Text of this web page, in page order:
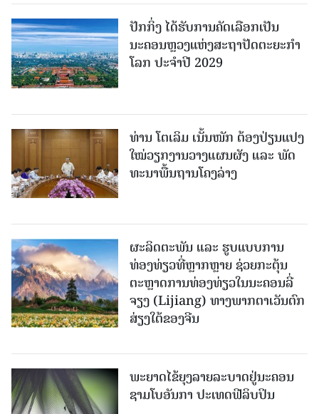
ປັກກິ່ງ ໄດ້ຮັບການຄັດເລືອກເປັນ
ນະຄອນຫຼວງແຫ່ງສະຖາປັດຕະຍະກຳ
ໂລກ ປະຈຳປີ 2029
ທ່ານ ໂຕ​ເລິມ ເນັ້ນໜັກ ຕ້ອງ​ປ່ຽນ​ແປງ​
ໃໝ່​ວຽກ​ງານ​ວາງ​ແຜນ​ຜັງ ແລະ ​ພັດ​
ທະ​ນາ​ພື້ນ​ຖານ​ໂຄງ​ລ່າງ
ຜະລິດຕະພັນ ແລະ ຮູບແບບການ
ທ່ອງທ່ຽວທີ່ຫຼາກຫຼາຍ ຊ່ວຍກະຕຸ້ນ
ຕະຫຼາດການທ່ອງທ່ຽວໃນນະຄອນລີ່
ຈຽງ (Lijiang) ທາງພາກຕາເວັນຕົກ
ສ່ຽງໃຕ້ຂອງຈີນ
ພະຍາດໄຂ້ຍຸງລາຍລະບາດຢູ່ນະຄອນ
ຊາມໂບ​ອັນກາ ປະເທດຟີລິບປິນ